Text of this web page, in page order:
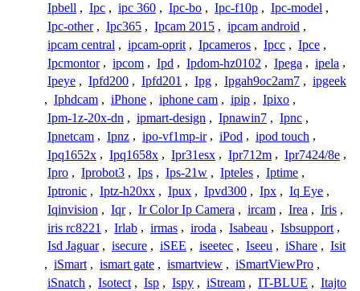
Ipbell , Ipc , ipc 360 , Ipc-bo , Ipc-f10p , Ipc-model ,
Ipc-other , Ipc365 , Ipcam 2015 , ipcam android ,
ipcam central , ipcam-oprit , Ipcameros , Ipcc , Ipce ,
Ipcmontor , ipcom , Ipd , Ipdom-hz0102 , Ipega , ipela ,
Ipeye , Ipfd200 , Ipfd201 , Ipg , Ipgah9oc2am7 , ipgeek
, Iphdcam , iPhone , iphone cam , ipip , Ipixo ,
Ipm-1z-20x-dn , ipmart-design , Ipnawin7 , Ipnc ,
Ipnetcam , Ipnz , ipo-vf1mp-ir , iPod , ipod touch ,
Ipq1652x , Ipq1658x , Ipr31esx , Ipr712m , Ipr7424/8e ,
Ipro , Iprobot3 , Ips , Ips-21w , Ipteles , Iptime ,
Iptronic , Iptz-h20xx , Ipux , Ipvd300 , Ipx , Iq Eye ,
Iqinvision , Iqr , Ir Color Ip Camera , ircam , Irea , Iris ,
iris rc8221 , Irlab , irmas , iroda , Isabeau , Isbsupport ,
Isd Jaguar , isecure , iSEE , iseetec , Iseeu , iShare , Isit
, iSmart , ismart gate , ismartview , iSmartViewPro ,
iSnatch , Isotect , Isp , Ispy , iStream , IT-BLUE , Itajto